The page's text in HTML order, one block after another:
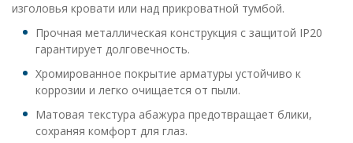
изголовья кровати или над прикроватной тумбой.
Прочная металлическая конструкция с защитой IP20
гарантирует долговечность.
Хромированное покрытие арматуры устойчиво к
коррозии и легко очищается от пыли.
Матовая текстура абажура предотвращает блики,
сохраняя комфорт для глаз.